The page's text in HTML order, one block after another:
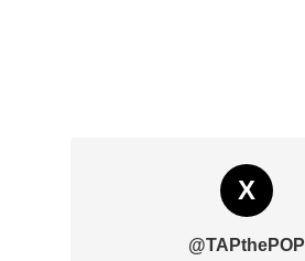
X
@TAPthePOP